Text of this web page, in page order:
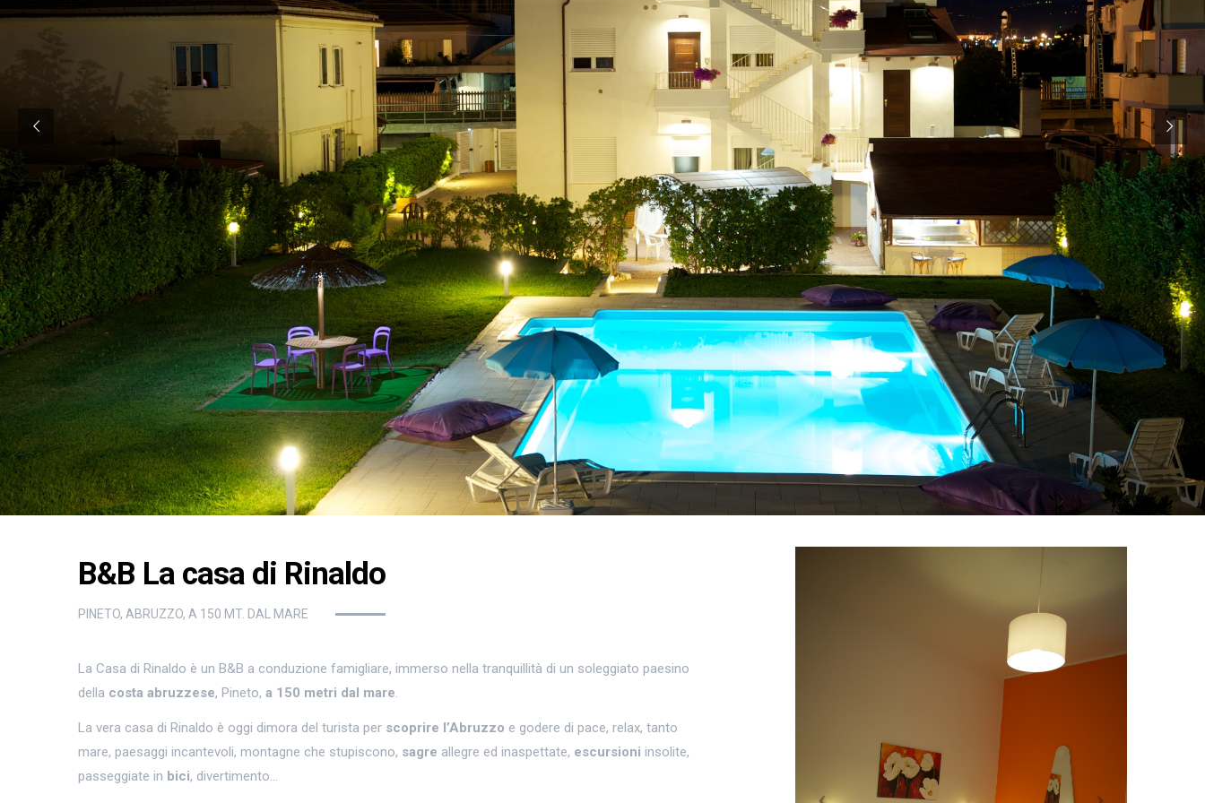
B&B La casa di Rinaldo
PINETO, ABRUZZO, A 150 MT. DAL MARE
La Casa di Rinaldo è un B&B a conduzione famigliare, immerso nella tranquillità di un soleggiato paesino
della costa abruzzese, Pineto, a 150 metri dal mare.
La vera casa di Rinaldo è oggi dimora del turista per scoprire l’Abruzzo e godere di pace, relax, tanto
mare, paesaggi incantevoli, montagne che stupiscono, sagre allegre ed inaspettate, escursioni insolite,
passeggiate in bici, divertimento…